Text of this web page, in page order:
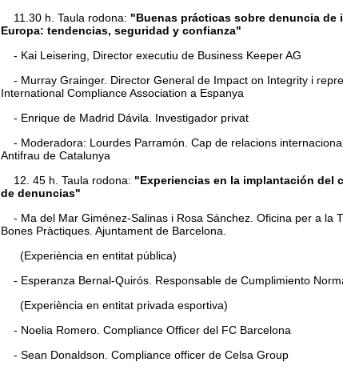
11.30 h. Taula rodona: "Buenas prácticas sobre denuncia de
Europa: tendencias, seguridad y confianza"
- Kai Leisering, Director executiu de Business Keeper AG
- Murray Grainger. Director General de Impact on Integrity i
International Compliance Association a Espanya
- Enrique de Madrid Dávila. Investigador privat
- Moderadora: Lourdes Parramón. Cap de relacions
Antifrau de Catalunya
12. 45 h. Taula rodona: "Experiencias en la implantación del
de denuncias"
- Ma del Mar Giménez-Salinas i Rosa Sánchez. Oficina per a la
Bones Pràctiques. Ajuntament de Barcelona.
(Experiència en entitat pública)
- Esperanza Bernal-Quirós. Responsable de Cumplimiento
(Experiència en entitat privada esportiva)
- Noelia Romero. Compliance Officer del FC Barcelona
- Sean Donaldson. Compliance officer de Celsa Group